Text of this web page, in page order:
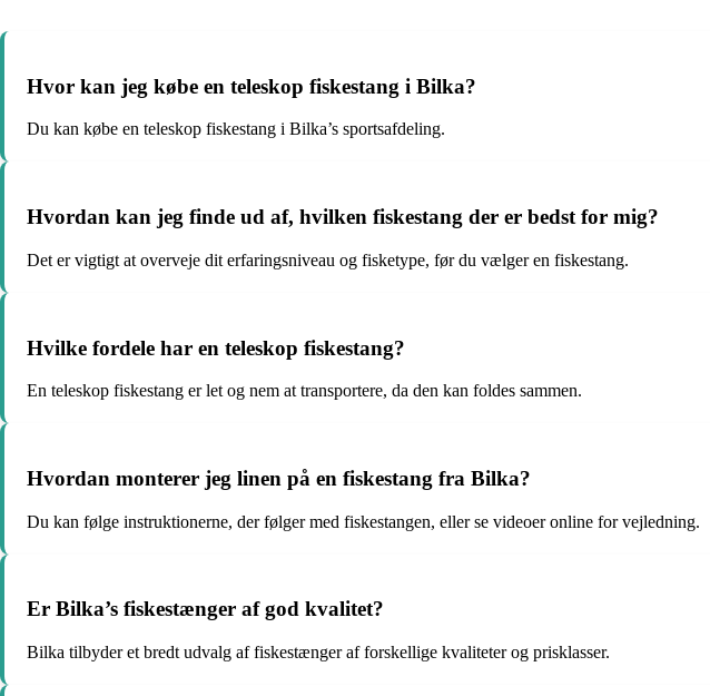
Hvor kan jeg købe en teleskop fiskestang i Bilka?
Du kan købe en teleskop fiskestang i Bilka’s sportsafdeling.
Hvordan kan jeg finde ud af, hvilken fiskestang der er bedst for mig?
Det er vigtigt at overveje dit erfaringsniveau og fisketype, før du vælger en fiskestang.
Hvilke fordele har en teleskop fiskestang?
En teleskop fiskestang er let og nem at transportere, da den kan foldes sammen.
Hvordan monterer jeg linen på en fiskestang fra Bilka?
Du kan følge instruktionerne, der følger med fiskestangen, eller se videoer online for vejledning.
Er Bilka’s fiskestænger af god kvalitet?
Bilka tilbyder et bredt udvalg af fiskestænger af forskellige kvaliteter og prisklasser.